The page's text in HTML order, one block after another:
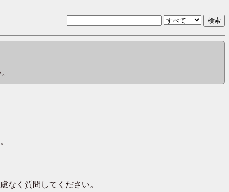
なく質問してください。